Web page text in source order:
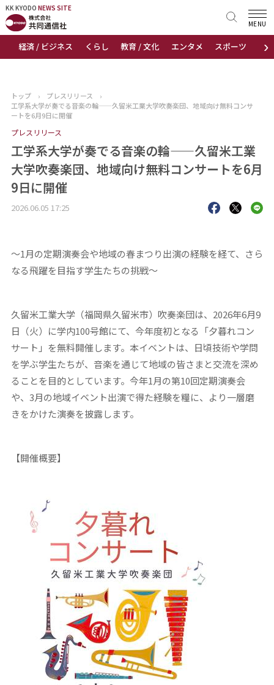
KK KYODO NEWS SITE
›
経済 / ビジネス くらし 教育 / 文化 エンタメ スポーツ 地域
MENU
KK KYODONEWS SITE
トップページ
ニュース
おすすめコンテンツ
出版物
会社概要
トップ › プレスリリース
›
工学系大学が奏でる音楽の輪——久留米工業大学吹奏楽団、地域向け無料コンサ
ートを6月9日に開催
プレスリリース
工学系大学が奏でる音楽の輪——久留米工業
大学吹奏楽団、地域向け無料コンサートを6月
9日に開催
2026.06.05 17:25
〜1月の定期演奏会や地域の春まつり出演の経験を経て、さら
なる飛躍を目指す学生たちの挑戦〜
久留米工業大学（福岡県久留米市）吹奏楽団は、2026年6月9
日（火）に学内100号館にて、今年度初となる「夕暮れコン
サート」を無料開催します。本イベントは、日頃技術や学問
を学ぶ学生たちが、音楽を通じて地域の皆さまと交流を深め
ることを目的としています。今年1月の第10回定期演奏会
や、3月の地域イベント出演で得た経験を糧に、より一層磨
きをかけた演奏を披露します。
【開催概要】